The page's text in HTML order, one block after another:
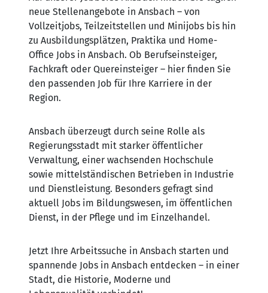
neue Stellenangebote in Ansbach – von
Vollzeitjobs, Teilzeitstellen und Minijobs bis hin
zu Ausbildungsplätzen, Praktika und Home-
Office Jobs in Ansbach. Ob Berufseinsteiger,
Fachkraft oder Quereinsteiger – hier finden Sie
den passenden Job für Ihre Karriere in der
Region.
Ansbach überzeugt durch seine Rolle als
Regierungsstadt mit starker öffentlicher
Verwaltung, einer wachsenden Hochschule
sowie mittelständischen Betrieben in Industrie
und Dienstleistung. Besonders gefragt sind
aktuell Jobs im Bildungswesen, im öffentlichen
Dienst, in der Pflege und im Einzelhandel.
Jetzt Ihre Arbeitssuche in Ansbach starten und
spannende Jobs in Ansbach entdecken – in einer
Stadt, die Historie, Moderne und